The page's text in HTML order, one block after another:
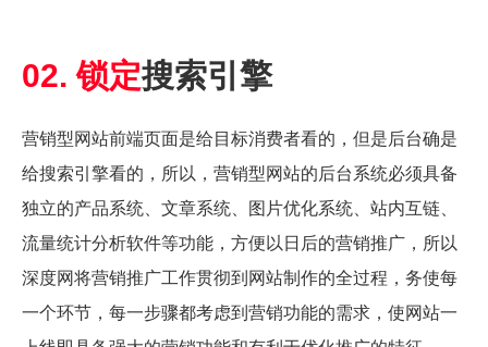
02. 锁定搜索引擎
营销型网站前端页面是给目标消费者看的，但是后台确是
给搜索引擎看的，所以，营销型网站的后台系统必须具备
独立的产品系统、文章系统、图片优化系统、站内互链、
流量统计分析软件等功能，方便以日后的营销推广，所以
深度网将营销推广工作贯彻到网站制作的全过程，务使每
一个环节，每一步骤都考虑到营销功能的需求，使网站一